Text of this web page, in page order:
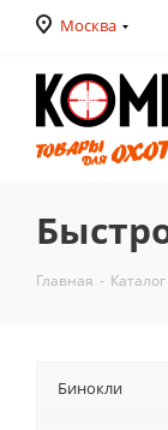
Москва
Главная - Каталог
Бинокли